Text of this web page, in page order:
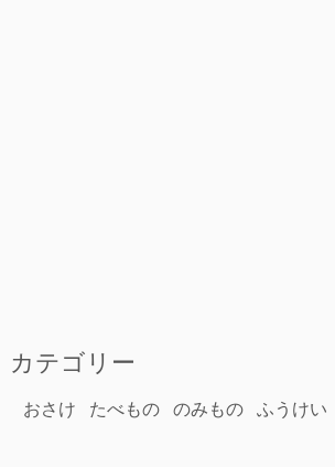
カテゴリー
おさけ たべもの のみもの ふうけい